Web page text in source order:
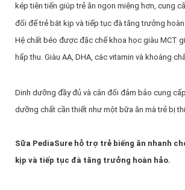
kép tiên tiến giúp trẻ ăn ngon miệng hơn, cung
đối để trẻ bắt kịp và tiếp tục đà tăng trưởng hoàn
Hệ chất béo được đặc chế khoa học giàu MCT
hấp thu. Giàu AA, DHA, các vitamin và khoáng
Dinh dưỡng đầy đủ và cân đối đảm bảo cung
dưỡng chất cần thiết như một bữa ăn mà trẻ bị
Sữa PediaSure hỗ trợ trẻ biếng ăn nhanh
kịp và tiếp tục đà tăng trưởng hoàn hảo.